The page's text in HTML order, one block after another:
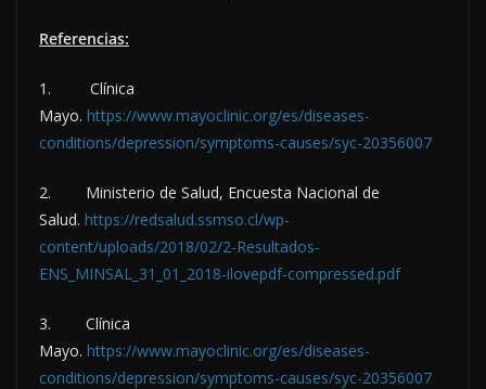
Referencias:
1. Clínica
Mayo. https://www.mayoclinic.org/es/diseases-
conditions/depression/symptoms-causes/syc-20356007
2. Ministerio de Salud, Encuesta Nacional de
Salud. https://redsalud.ssmso.cl/wp-
content/uploads/2018/02/2-Resultados-
ENS_MINSAL_31_01_2018-ilovepdf-compressed.pdf
3. Clínica
Mayo. https://www.mayoclinic.org/es/diseases-
conditions/depression/symptoms-causes/syc-20356007